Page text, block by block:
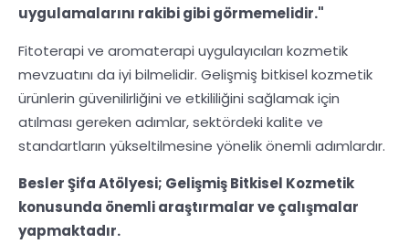
uygulamalarını rakibi gibi görmemelidir."
Fitoterapi ve aromaterapi uygulayıcıları kozmetik
mevzuatını da iyi bilmelidir. Gelişmiş bitkisel kozmetik
ürünlerin güvenilirliğini ve etkililiğini sağlamak için
atılması gereken adımlar, sektördeki kalite ve
standartların yükseltilmesine yönelik önemli adımlardır.
Besler Şifa Atölyesi; Gelişmiş Bitkisel Kozmetik
konusunda önemli araştırmalar ve çalışmalar
yapmaktadır.